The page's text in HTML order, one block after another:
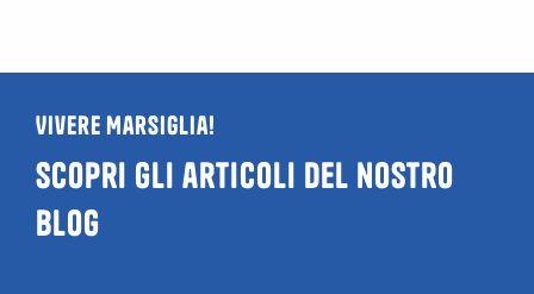
Vivere Marsiglia!
Scopri gli articoli del nostro
blog